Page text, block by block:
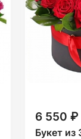
6 550 ₽
Букет из